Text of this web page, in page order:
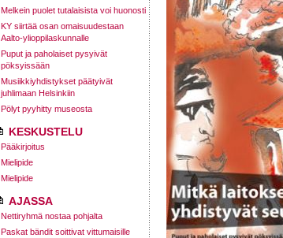
Melkein puolet tutalaisista voi huonosti
KY siirtää osan omaisuudestaan
Aalto-ylioppilaskunnalle
Puput ja paholaiset pysyivät
pöksyissään
Musiikkiyhdistykset päätyivät
juhlimaan Helsinkiin
Pölyt pyyhitty museosta
KESKUSTELU
Pääkirjoitus
Mielipide
Mielipide
AJASSA
Nettiryhmä nostaa pohjalta
Paskat bändit soittivat vittumaisille